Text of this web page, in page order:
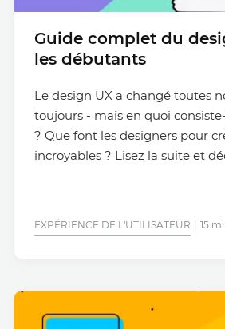
Guide complet du
les débutants
Le design UX a changé toutes
toujours - mais en quoi
? Que font les designers pour
incroyables ? Lisez la suite et
EXPÉRIENCE DE L'UTILISATEUR 15